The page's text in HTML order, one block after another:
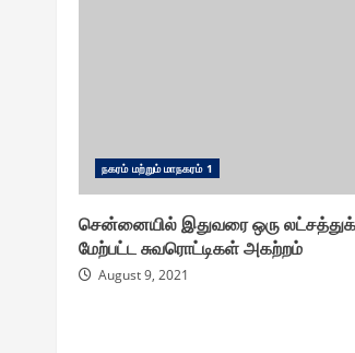
ந௧ரம் மற்றும் மாந௧ரம் 1
சென்னையில் இதுவரை ஒரு
மேற்பட்ட சுவரொட்டிகள் அகற்றம்
August 9, 2021